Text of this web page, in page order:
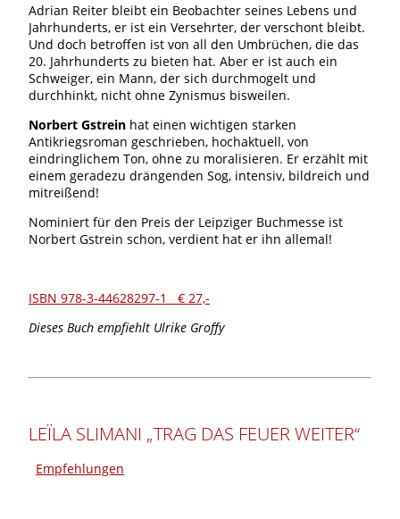
Adrian Reiter bleibt ein Beobachter seines Lebens und
Jahrhunderts, er ist ein Versehrter, der verschont bleibt.
Und doch betroffen ist von all den Umbrüchen, die das
20. Jahrhunderts zu bieten hat. Aber er ist auch ein
Schweiger, ein Mann, der sich durchmogelt und
durchhinkt, nicht ohne Zynismus bisweilen.
Norbert Gstrein hat einen wichtigen starken
Antikriegsroman geschrieben, hochaktuell, von
eindringlichem Ton, ohne zu moralisieren. Er erzählt mit
einem geradezu drängenden Sog, intensiv, bildreich und
mitreißend!
Nominiert für den Preis der Leipziger Buchmesse ist
Norbert Gstrein schon, verdient hat er ihn allemal!
ISBN 978-3-44628297-1 € 27,-
Dieses Buch empfiehlt Ulrike Groffy
LEÏLA SLIMANI „TRAG DAS FEUER WEITER“
Empfehlungen